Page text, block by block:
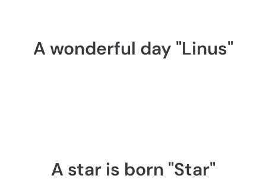
A wonderful day "Linus"
A star is born "Star"